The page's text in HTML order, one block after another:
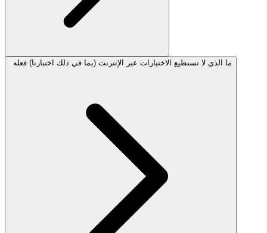
ما الذي لا تستطيع الاختبارات عبر الإنترنت (بما في ذلك اختبارنا) فعله